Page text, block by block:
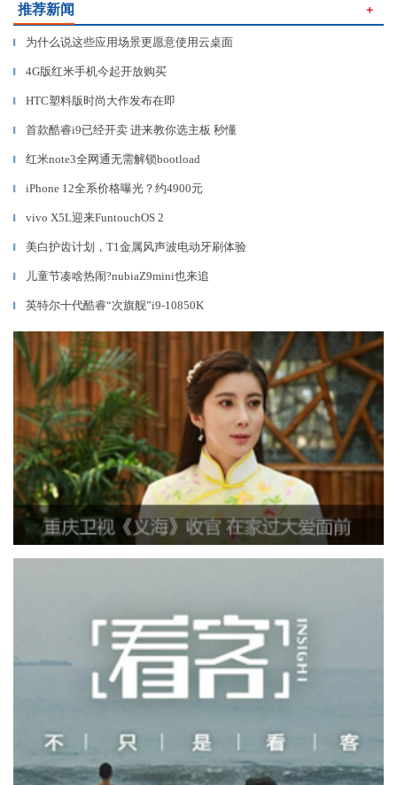
推荐新闻 ＋
▎ 为什么说这些应用场景更愿意使用云桌面
▎ 4G版红米手机今起开放购买
▎ HTC塑料版时尚大作发布在即
▎ 首款酷睿i9已经开卖 进来教你选主板 秒懂
▎ 红米note3全网通无需解锁bootload
▎ iPhone 12全系价格曝光？约4900元
▎ vivo X5L迎来FuntouchOS 2
▎ 美白护齿计划，T1金属风声波电动牙刷体验
▎ 儿童节凑啥热闹?nubiaZ9mini也来追
▎ 英特尔十代酷睿“次旗舰”i9-10850K